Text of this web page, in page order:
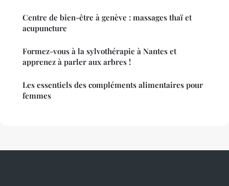
Centre de bien-être à genève : massages thaï et
acupuncture
Formez-vous à la sylvothérapie à Nantes et
apprenez à parler aux arbres !
Les essentiels des compléments alimentaires pour
femmes